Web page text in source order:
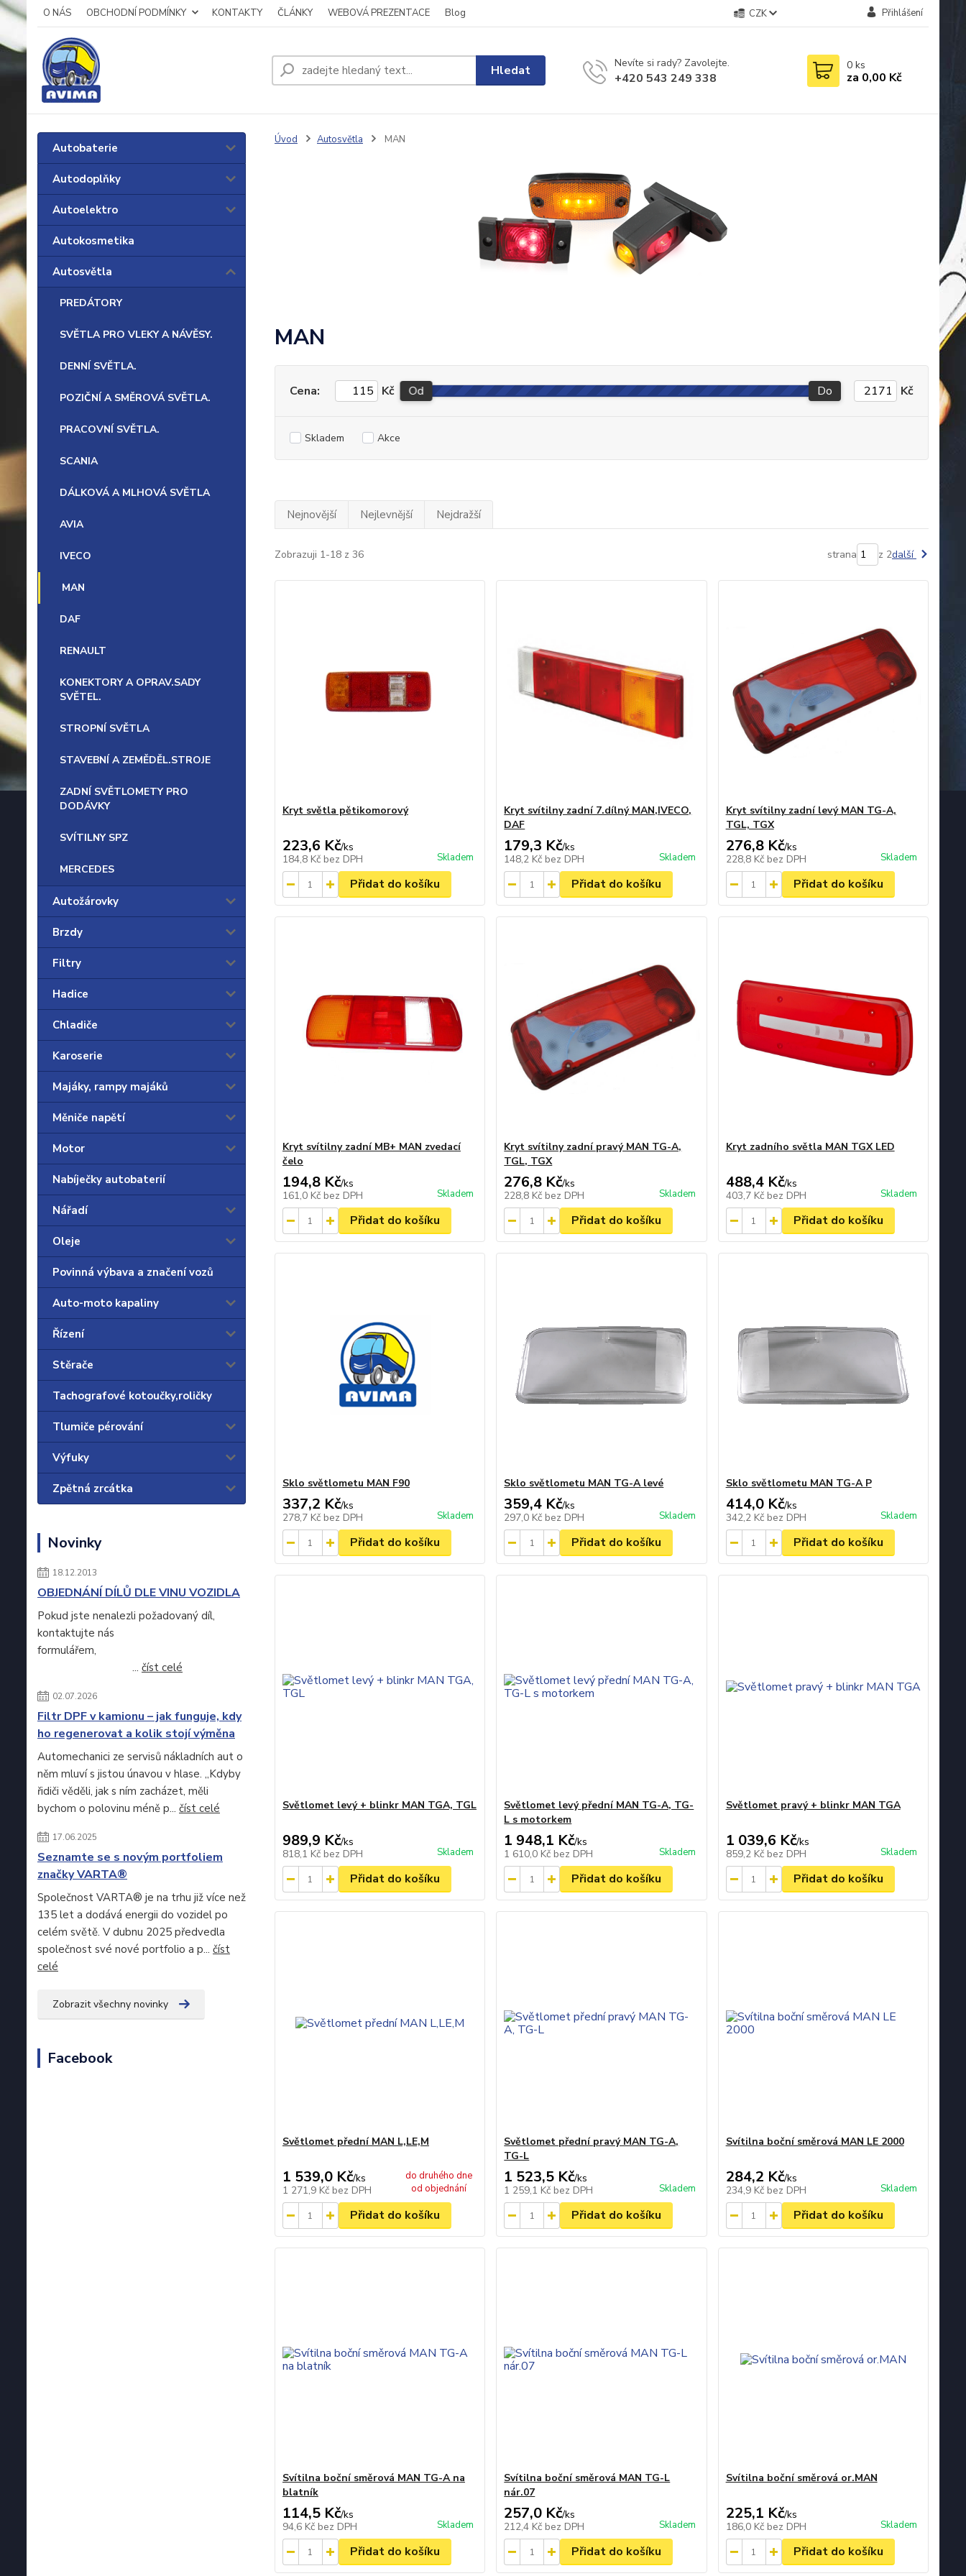
O NÁS OBCHODNÍ PODMÍNKY KONTAKTY ČLÁNKY WEBOVÁ PREZENTACE Blog CZK Přihlášení
Hledat Nevíte si rady? Zavolejte.
+420 543 249 338
0 ks
za 0,00 Kč
Autobaterie
Autodoplňky
Autoelektro
Autokosmetika
Autosvětla
PREDÁTORY
SVĚTLA PRO VLEKY A NÁVĚSY.
DENNÍ SVĚTLA.
POZIČNÍ A SMĚROVÁ SVĚTLA.
PRACOVNÍ SVĚTLA.
SCANIA
DÁLKOVÁ A MLHOVÁ SVĚTLA
AVIA
IVECO
MAN
DAF
RENAULT
KONEKTORY A OPRAV.SADY
SVĚTEL.
STROPNÍ SVĚTLA
STAVEBNÍ A ZEMĚDĚL.STROJE
ZADNÍ SVĚTLOMETY PRO
DODÁVKY
SVÍTILNY SPZ
MERCEDES
Autožárovky
Brzdy
Filtry
Hadice
Chladiče
Karoserie
Majáky, rampy majáků
Měniče napětí
Motor
Nabíječky autobaterií
Nářadí
Oleje
Povinná výbava a značení vozů
Auto-moto kapaliny
Řízení
Stěrače
Tachografové kotoučky,roličky
Tlumiče pérování
Výfuky
Zpětná zrcátka
Novinky
18.12.2013
OBJEDNÁNÍ DÍLŮ DLE VINU VOZIDLA
Pokud jste nenalezli požadovaný díl,
kontaktujte nás
formulářem,
... číst celé
02.07.2026
Filtr DPF v kamionu – jak funguje, kdy
ho regenerovat a kolik stojí výměna
Automechanici ze servisů nákladních aut o
něm mluví s jistou únavou v hlase. „Kdyby
řidiči věděli, jak s ním zacházet, měli
bychom o polovinu méně p... číst celé
17.06.2025
Seznamte se s novým portfoliem
značky VARTA®
Společnost VARTA® je na trhu již více než
135 let a dodává energii do vozidel po
celém světě. V dubnu 2025 předvedla
společnost své nové portfolio a p... číst
celé
Zobrazit všechny novinky
Facebook
Úvod Autosvětla MAN
MAN
Cena: Kč Od Do Kč
Skladem Akce
Nejnovější Nejlevnější Nejdražší
Zobrazuji 1-18 z 36 strana z 2další
Kryt světla pětikomorový
223,6 Kč/ks
184,8 Kč bez DPH Skladem
Přidat do košíku
Kryt svítilny zadní 7.dílný MAN,IVECO,
DAF
179,3 Kč/ks
148,2 Kč bez DPH Skladem
Přidat do košíku
Kryt svítilny zadní levý MAN TG-A,
TGL, TGX
276,8 Kč/ks
228,8 Kč bez DPH Skladem
Přidat do košíku
Kryt svítilny zadní MB+ MAN zvedací
čelo
194,8 Kč/ks
161,0 Kč bez DPH Skladem
Přidat do košíku
Kryt svítilny zadní pravý MAN TG-A,
TGL, TGX
276,8 Kč/ks
228,8 Kč bez DPH Skladem
Přidat do košíku
Kryt zadního světla MAN TGX LED
488,4 Kč/ks
403,7 Kč bez DPH Skladem
Přidat do košíku
Sklo světlometu MAN F90
337,2 Kč/ks
278,7 Kč bez DPH Skladem
Přidat do košíku
Sklo světlometu MAN TG-A levé
359,4 Kč/ks
297,0 Kč bez DPH Skladem
Přidat do košíku
Sklo světlometu MAN TG-A P
414,0 Kč/ks
342,2 Kč bez DPH Skladem
Přidat do košíku
Světlomet levý + blinkr MAN TGA, TGL
989,9 Kč/ks
818,1 Kč bez DPH Skladem
Přidat do košíku
Světlomet levý přední MAN TG-A, TG-
L s motorkem
1 948,1 Kč/ks
1 610,0 Kč bez DPH Skladem
Přidat do košíku
Světlomet pravý + blinkr MAN TGA
1 039,6 Kč/ks
859,2 Kč bez DPH Skladem
Přidat do košíku
Světlomet přední MAN L,LE,M
1 539,0 Kč/ks
1 271,9 Kč bez DPH
do druhého dne
od objednání
Přidat do košíku
Světlomet přední pravý MAN TG-A,
TG-L
1 523,5 Kč/ks
1 259,1 Kč bez DPH Skladem
Přidat do košíku
Svítilna boční směrová MAN LE 2000
284,2 Kč/ks
234,9 Kč bez DPH Skladem
Přidat do košíku
Svítilna boční směrová MAN TG-A na
blatník
114,5 Kč/ks
94,6 Kč bez DPH Skladem
Přidat do košíku
Svítilna boční směrová MAN TG-L
nár.07
257,0 Kč/ks
212,4 Kč bez DPH Skladem
Přidat do košíku
Svítilna boční směrová or.MAN
225,1 Kč/ks
186,0 Kč bez DPH Skladem
Přidat do košíku